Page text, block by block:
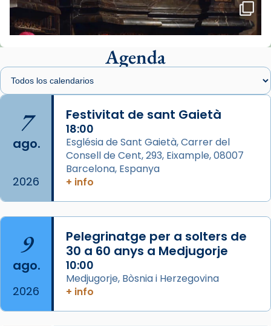
🔗 tinyurl.com/cvu5jmbk
📸 J. Merino
is at Catedral
de Barcelona.
2 weeks ago
Aquest dilluns, 27 de juliol, ha tingut lloc la
missa d’acció de gràcies en agraïment al
comitè organitzador de la visita apostòlica
L’arquebisbe de Barcelona, el cardenal Joan
Josep Omella, ha presidit la missa i l’ha
concelebrat el bisbe auxiliar de Barcelona,
Mons. David Abadías.
📸 Dr. G. Simón
Foto
Agenda
7
ago.
2026
Festivitat de sant Gaietà
18:00
Església de Sant Gaietà, Carrer del
Consell de Cent, 293, Eixample, 08007
Barcelona, Espanya
+ info
9
ago.
2026
Pelegrinatge per a solters de
30 a 60 anys a Medjugorje
10:00
Medjugorje, Bòsnia i Herzegovina
+ info